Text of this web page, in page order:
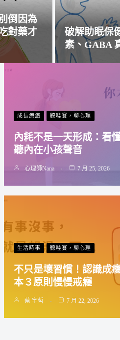
倒因為
對藥才
破解助眠保
素、GABA
成長療癒 聽哇賽，聊心理
內耗不是一天形成：看
聽內在小孩聲音
心理師Nana 7 月 25, 2026
生活時事 聽哇賽，聊心理
不只是壞習慣！認識成
本３原則慢慢戒癮
蔡 宇哲 7 月 22, 2026